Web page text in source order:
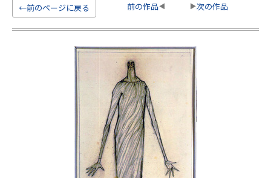
←前のページに戻る 前の作品 次の作品